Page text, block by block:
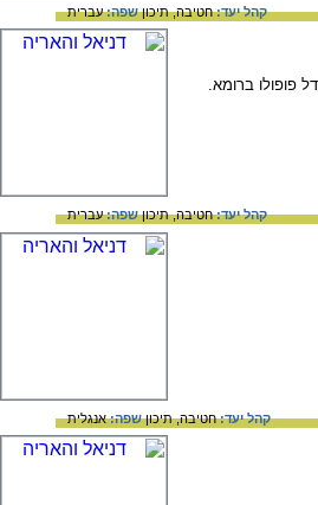
קהל יעד:חטיבה,תיכוןשפה:עברית
קהל יעד:חטיבה,תיכוןשפה:עברית
קהל יעד:חטיבה,תיכוןשפה:אנגלית